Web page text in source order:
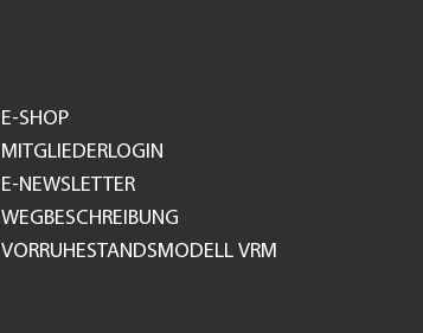
E-SHOP
MITGLIEDERLOGIN
E-NEWSLETTER
WEGBESCHREIBUNG
VORRUHESTANDSMODELL VRM